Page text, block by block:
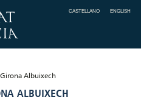
CASTELLANO ENGLISH
ALBUIXECH